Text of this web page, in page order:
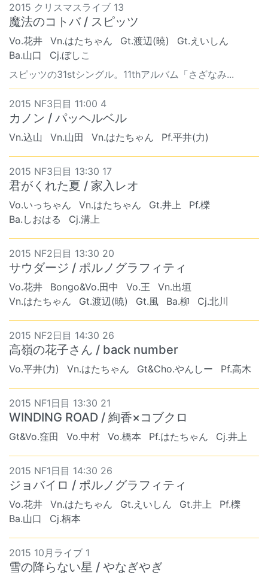
2015 クリスマスライブ 13
魔法のコトバ / スピッツ
Vo.花井 Vn.はたちゃん Gt.渡辺(暁)
Gt.えいしん
Ba.山口
Cj.ぼしこ
スピッツの31stシングル。11thアルバム「さざなみ...
2015 NF3日目 11:00 4
カノン / パッヘルベル
Vn.込山 Vn.山田 Vn.はたちゃん Pf.平井(力)
2015 NF3日目 13:30 17
君がくれた夏 / 家入レオ
Vo.いっちゃん Vn.はたちゃん Gt.井上
Pf.櫟
Ba.しおはる
Cj.溝上
2015 NF2日目 13:30 20
サウダージ / ポルノグラフィティ
Vo.花井 Bongo&Vo.田中 Vo.王
Vn.出垣
Vn.はたちゃん
Gt.渡辺(暁) Gt.風 Ba.柳 Cj.北川
2015 NF2日目 14:30 26
高嶺の花子さん / back number
Vo.平井(力) Vn.はたちゃん Gt&Cho.やんしー Pf.高木
2015 NF1日目 13:30 21
WINDING ROAD / 絢香×コブクロ
Gt&Vo.窪田 Vo.中村 Vo.橋本 Pf.はたちゃん Cj.井上
2015 NF1日目 14:30 26
ジョバイロ / ポルノグラフィティ
Vo.花井 Vn.はたちゃん Gt.えいしん Gt.井上
Pf.櫟
Ba.山口
Cj.柄本
2015 10月ライブ 1
雪の降らない星 / やなぎやぎ